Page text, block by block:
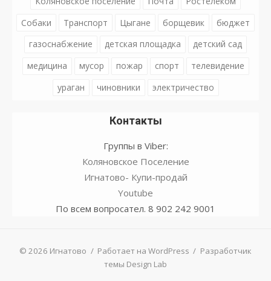
Собаки
Транспорт Цыгане борщевик
бюджет
газоснабжение
детская площадка
детский сад
медицина
мусор пожар спорт
телевидение
ураган
чиновники электричество
Контакты
Группы в Viber:
Коляновское Поселение
Игнатово- Купи-продай
Youtube
По всем вопросател. 8 902 242 9001
© 2026 Игнатово / Работает на WordPress / Разработчик
темы Design Lab